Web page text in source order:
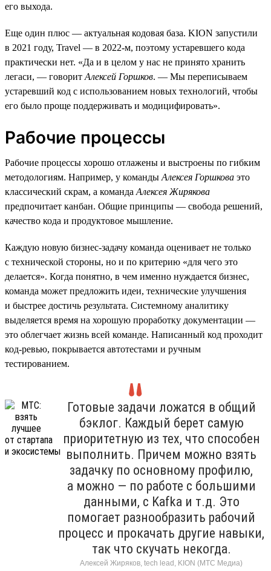
его выхода.
Еще один плюс — актуальная кодовая база. KION запустили
в 2021 году, Travel — в 2022-м, поэтому устаревшего кода
практически нет. «Да и в целом у нас не принято хранить
легаси, — говорит Алексей Горшков. — Мы переписываем
устаревший код с использованием новых технологий, чтобы
его было проще поддерживать и модицифировать».
Рабочие процессы
Рабочие процессы хорошо отлажены и выстроены по гибким
методологиям. Например, у команды Алексея Горшкова это
классический скрам, а команда Алексея Жирякова
предпочитает канбан. Общие принципы — свобода решений,
качество кода и продуктовое мышление.
Каждую новую бизнес-задачу команда оценивает не только
с технической стороны, но и по критерию «для чего это
делается». Когда понятно, в чем именно нуждается бизнес,
команда может предложить идеи, технические улучшения
и быстрее достичь результата. Системному аналитику
выделяется время на хорошую проработку документации —
это облегчает жизнь всей команде. Написанный код проходит
код-ревью, покрывается автотестами и ручным
тестированием.
Готовые задачи ложатся в общий
бэклог. Каждый берет самую
приоритетную из тех, что способен
выполнить. Причем можно взять
задачку по основному профилю,
а можно — по работе с большими
данными, с Kafka и т.д. Это
помогает разнообразить рабочий
процесс и прокачать другие навыки,
так что скучать некогда.
Алексей Жиряков, tech lead, KION (МТС Медиа)